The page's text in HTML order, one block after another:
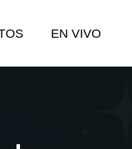
EN VIVO